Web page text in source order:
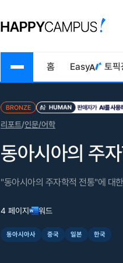
홈 Easy 토픽
BRONZE
리포트/인문/어학
동아시아의 주
"동아시아의 주자학적 전통"에 대
4 페이지 워드
동아시아사 중국 일본 한국